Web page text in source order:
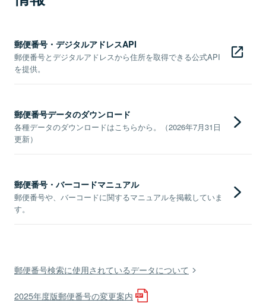
郵便番号・デジタルアドレスAPI
郵便番号とデジタルアドレスから住所を取得できる公式API
を提供。
郵便番号データのダウンロード
各種データのダウンロードはこちらから。（2026年7月31日
更新）
郵便番号・バーコードマニュアル
郵便番号や、バーコードに関するマニュアルを掲載していま
す。
郵便番号検索に使用されているデータについて
2025年度版郵便番号の変更案内